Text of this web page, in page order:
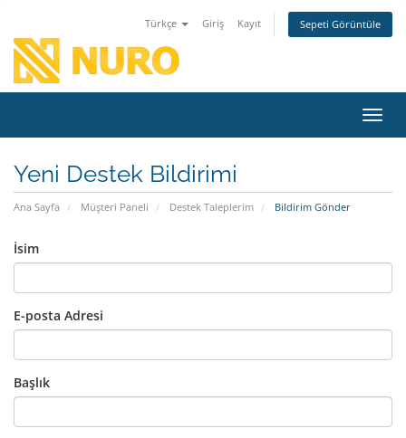
Türkçe Giriş Kayıt Sepeti Görüntüle
Yeni Destek Bildirimi
Ana Sayfa Müşteri Paneli Destek Taleplerim Bildirim Gönder
İsim
E-posta Adresi
Başlık